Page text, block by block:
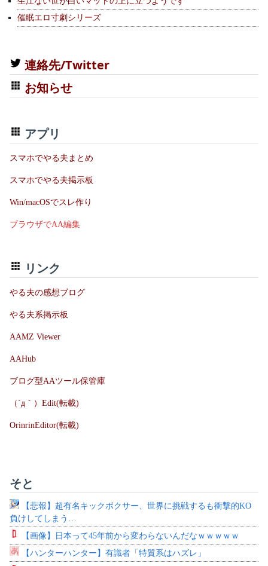
催眠エロ寸劇シリーズ
連絡先/Twitter
お知らせ
アプリ
スマホでやる夫まとめ
スマホでやる夫掲示板
Win/macOSでスレ作り
ブラウザでAA編集
リンク
やる夫の感想ブログ
やる夫系掲示板
AAMZ Viewer
AAHub
ブログ型AAツール保管庫
（´д｀）Edit(転載)
OrinrinEditor(転載)
そと
【悲報】超有名キックボクサー、世界に挑戦するも衝撃的KO
負けしてしまう…
【画像】日本って45年前から変わらないんだなｗｗｗｗｗ
【ハンターハンター】有識者「特質系はハズレ」